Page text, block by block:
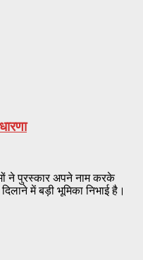
ने पुरस्कार अपने नाम करके
में बड़ी भूमिका निभाई है।